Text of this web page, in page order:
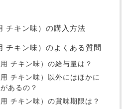
チキン味）の購入方法
チキン味）のよくある質問
チキン味）の給与量は？
チキン味）以外にはほかに
あるの？
チキン味）の賞味期限は？